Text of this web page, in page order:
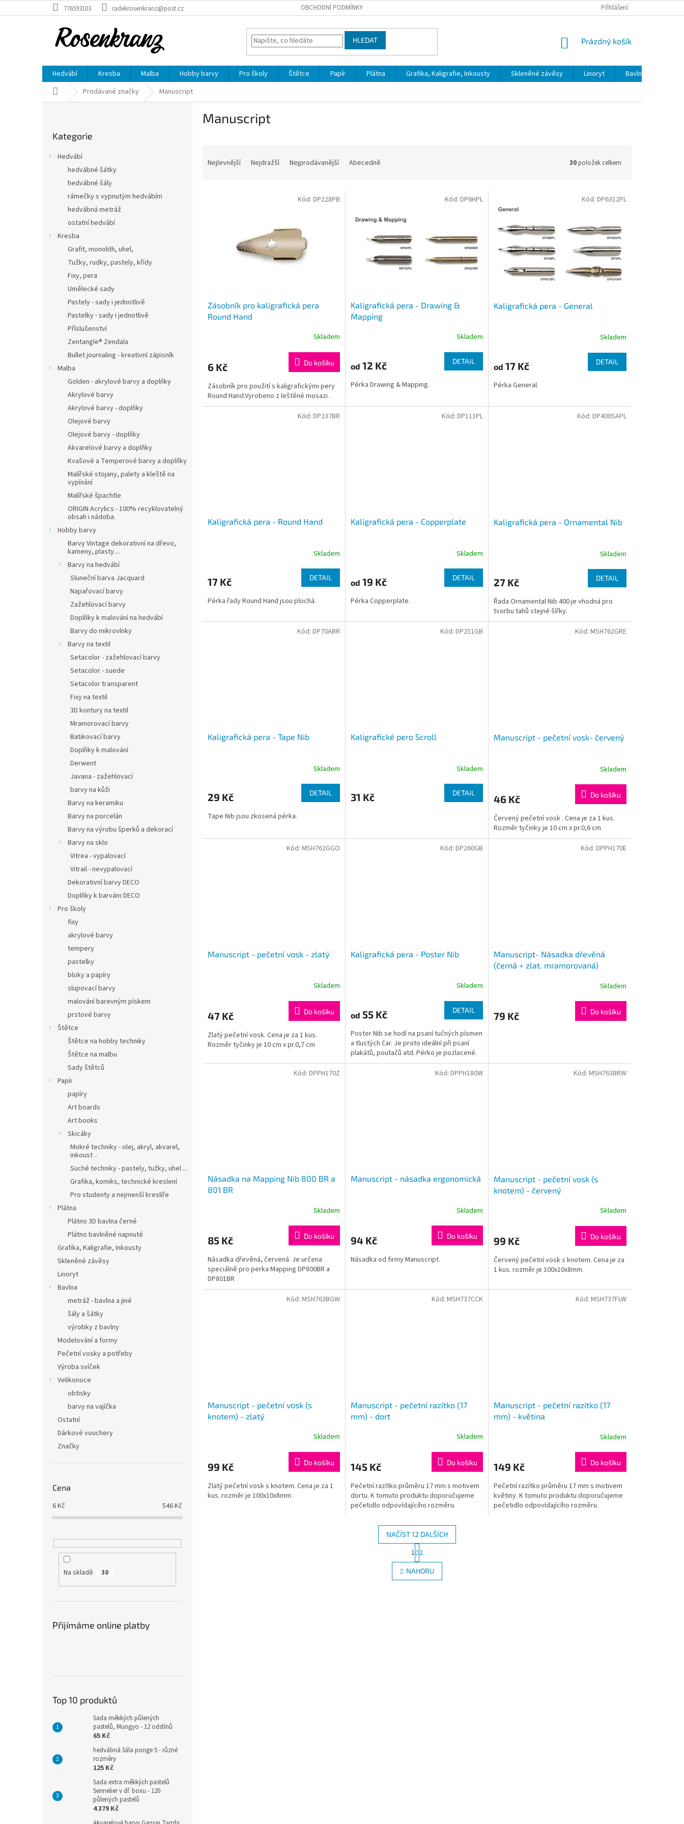
na
776593103 radekrosenkranz@post.cz OBCHODNÍ PODMÍNKY Přihlášení
HLEDAT
NÁKUPNÍ
Prázdný košík
Hedvábí Kresba Malba Hobby barvy Pro školy Štětce Papír Plátna Grafika, Kaligrafie, Inkousty Skleněné závěsy Linoryt Bavlna
Domů Prodávané značky Manuscript
kategorie
Kategorie
Hedvábí
hedvábné šátky
hedvábné šály
rámečky s vypnutým hedvábím
hedvábná metráž
ostatní hedvábí
Kresba
Grafit, monolith, uhel,
Tužky, rudky, pastely, křídy
Fixy, pera
Umělecké sady
Pastely - sady i jednotlivě
Pastelky - sady i jednotlivě
Příslušenství
Zentangle® Zendala
Bullet journaling - kreativní zápisník
Malba
Golden - akrylové barvy a doplňky
Akrylové barvy
Akrylové barvy - doplňky
Olejové barvy
Olejové barvy - doplňky
Akvarelové barvy a doplňky
Kvašové a Temperové barvy a doplňky
Malířské stojany, palety a kleště na
vypínání
Malířské špachtle
ORIGIN Acrylics - 100% recyklovatelný
obsah i nádoba.
Hobby barvy
Barvy Vintage dekorativní na dřevo,
kameny, plasty....
Barvy na hedvábí
Sluneční barva Jacquard
Napařovací barvy
Zažehlovací barvy
Doplňky k malování na hedvábí
Barvy do mikrovlnky
Barvy na textil
Setacolor - zažehlovací barvy
Setacolor - suede
Setacolor transparent
Fixy na textil
3D kontury na textil
Mramorovací barvy
Batikovací barvy
Doplňky k malování
Derwent
Javana - zažehlovací
barvy na kůži
Barvy na keramiku
Barvy na porcelán
Barvy na výrobu šperků a dekorací
Barvy na sklo
Vitrea - vypalovací
Vitrail - nevypalovací
Dekorativní barvy DECO
Doplňky k barvám DECO
Pro školy
fixy
akrylové barvy
tempery
pastelky
bloky a papíry
slupovací barvy
malování barevným pískem
prstové barvy
Štětce
Štětce na hobby techniky
Štětce na malbu
Sady štětců
Papír
papíry
Art boards
Art books
Skicáky
Mokré techniky - olej, akryl, akvarel,
inkoust ..
Suché techniky - pastely, tužky, uhel ...
Grafika, komiks, technické kreslení
Pro studenty a nejmenší kreslíře
Plátna
Plátno 3D bavlna černé
Plátno bavlněné napnuté
Grafika, Kaligrafie, Inkousty
Skleněné závěsy
Linoryt
Bavlna
metráž - bavlna a jiné
šály a šátky
výrobky z bavlny
Modelování a formy
Pečetní vosky a potřeby
Výroba svíček
Velikonoce
obtisky
barvy na vajíčka
Ostatní
Dárkové vouchery
Značky
Cena
6Kč 546Kč
Na skladě 30
Přijímáme online platby
Top 10 produktů
Sada měkkých půlených
pastelů, Mungyo - 12 odstínů
65 Kč
hedvábná šála ponge 5 - různé
rozměry
125 Kč
Sada extra měkkých pastelů
Sennelier v dř. boxu - 120
půlených pastelů
4 379 Kč
Manuscript
Nejlevnější Nejdražší Nejprodávanější Abecedně 30položek celkem
Zásobník pro kaligrafická pera
Round Hand
Skladem
6 Kč Do košíku
Zásobník pro použití s kaligrafickými pery
Round Hand.Vyrobeno z leštěné mosazi .
Kód: DP228PB
Kaligrafická pera - Drawing &
Mapping
Skladem
od 12 Kč DETAIL
Pérka Drawing & Mapping.
Kód: DP6HPL
Kaligrafická pera - General
Skladem
od 17 Kč DETAIL
Pérka General.
Kód: DP6312PL
Kaligrafická pera - Round Hand
Skladem
17 Kč DETAIL
Pérka řady Round Hand jsou plochá.
Kód: DP237BR
Kaligrafická pera - Copperplate
Skladem
od 19 Kč DETAIL
Pérka Copperplate.
Kód: DP111PL
Kaligrafická pera - Ornamental Nib
Skladem
27 Kč DETAIL
Řada Ornamental Nib 400 je vhodná pro
tvorbu tahů stejné šířky.
Kód: DP400SAPL
Kaligrafická pera - Tape Nib
Skladem
29 Kč DETAIL
Tape Nib jsou zkosená pérka.
Kód: DP70ABR
Kaligrafické pero Scroll
Skladem
31 Kč DETAIL
Kód: DP251GB
Manuscript - pečetní vosk- červený
Skladem
46 Kč Do košíku
Červený pečetní vosk . Cena je za 1 kus.
Rozměr tyčinky je 10 cm x pr.0,6 cm
Kód: MSH762GRE
Manuscript - pečetní vosk - zlatý
Skladem
47 Kč Do košíku
Zlatý pečetní vosk. Cena je za 1 kus.
Rozměr tyčinky je 10 cm x pr.0,7 cm
Kód: MSH762GGO
Kaligrafická pera - Poster Nib
Skladem
od 55 Kč DETAIL
Poster Nib se hodí na psaní tučných písmen
a tlustých čar. Je proto ideální při psaní
plakátů, poutačů atd. Pérko je pozlacené.
Kód: DP260GB
Manuscript- Násadka dřevěná
(černá + zlat. mramorovaná)
Skladem
79 Kč Do košíku
Kód: DPPH170E
Násadka na Mapping Nib 800 BR a
801 BR
Skladem
85 Kč Do košíku
Násadka dřevěná, červená. Je určena
speciálně pro perka Mapping DP800BR a
DP801BR
Kód: DPPH170Z
Manuscript - násadka ergonomická
Skladem
94 Kč Do košíku
Násadka od firmy Manuscript.
Kód: DPPH180W
Manuscript - pečetní vosk (s
knotem) - červený
Skladem
99 Kč Do košíku
Červený pečetní vosk s knotem. Cena je za
1 kus. rozměr je 100x10x8mm.
Kód: MSH763BRW
Manuscript - pečetní vosk (s
knotem) - zlatý
Skladem
99 Kč Do košíku
Zlatý pečetní vosk s knotem. Cena je za 1
kus. rozměr je 100x10x8mm.
Kód: MSH763BGW
Manuscript - pečetní razítko (17
mm) - dort
Skladem
145 Kč Do košíku
Pečetní razítko průměru 17 mm s motivem
dortu. K tomuto produktu doporučujeme
pečetidlo odpovídajícího rozměru.
Kód: MSH737CCK
Manuscript - pečetní razítko (17
mm) - květina
Skladem
149 Kč Do košíku
Pečetní razítko průměru 17 mm s motivem
květiny. K tomuto produktu doporučujeme
pečetidlo odpovídajícího rozměru.
Kód: MSH737FLW
O
v
l
NAČÍST 12 DALŠÍCH
t
r
á
n
1 2
NAHORU